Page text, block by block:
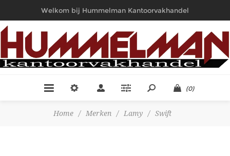
Welkom bij Hummelman Kantoorvakhandel
(0)
Home / Merken / Lamy / Swift